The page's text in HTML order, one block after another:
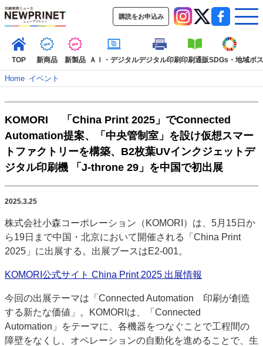
購読をお申込み
TOP 新商品 新製品 ＡＩ・デジタルデジタル印刷印刷通販SDGs・地域ポ
新着記事 特集記事
動画コンテンツ
インタビュー
コレクション
カテゴリー一覧
新商品 新製品 ＡＩ・デジタル デジタル印刷
印刷通販
SDGs・地域
市場・統計
人事・移転・異動・訃報
特集記事カテゴリー一覧
特集・デジタル印刷 アイデアで勝負！ ～多様なビジネス・多彩な商材～
JAPAN PACK 2023 特集
中古印刷機・製本機特集
2022 検査・校正特集
特集・デジタル印刷 ～ 新成長軌道を描く
案内
Home–イベント
KOMORI 「China Print 2025」でConnected
Automation提案、「中央管制室」を設け仮想スマー
トファクトリーを構築、B2枚葉UVインクジェットデ
ジタル印刷機 「J-throne 29」を中国で初出展
2025.3.25
株式会社小森コーポレーション（KOMORI）は、5月15日か
ら19日まで中国・北京において開催される「China Print
2025」に出展する。出展ブースはE2‐001。
KOMORI公式サイト China Print 2025 出展情報
今回の出展テーマは「Connected Automation 印刷が創造
する新たな価値」。KOMORIは、「Connected
Automation」をテーマに、各機器をつなぐことで工程間の
障壁をなくし、オペレーションの自動化を進めることで、生